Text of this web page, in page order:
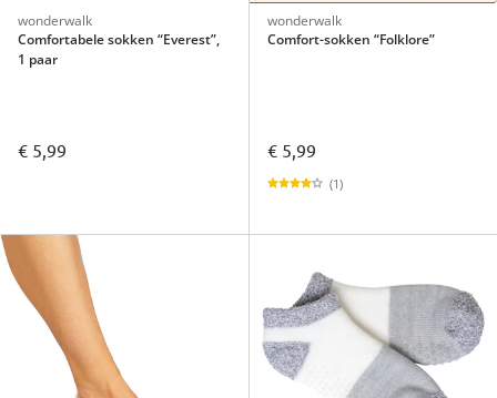
wonderwalk
Comfortabele sokken “Everest”,
1 paar
€ 5,99
wonderwalk
Comfort-sokken “Folklore”
€ 5,99
(1)